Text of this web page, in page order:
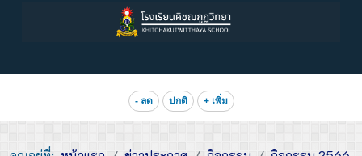
- ลด ปกติ + เพิ่ม